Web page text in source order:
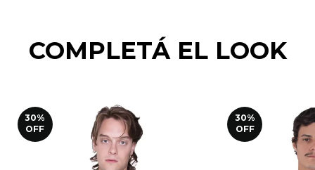
COMPLETÁ EL LOOK
30%
OFF
30%
OFF